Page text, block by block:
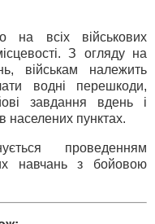
на всіх військових
З огляду на
військам належить
водні перешкоди,
завдання вдень і
населених пунктах.
проведенням
навчань з бойовою